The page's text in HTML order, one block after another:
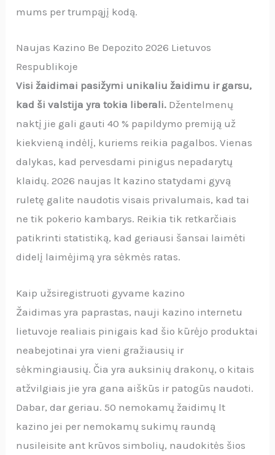
mums per trumpąjį kodą.
Naujas Kazino Be Depozito 2026 Lietuvos
Respublikoje
Visi žaidimai pasižymi unikaliu žaidimu ir garsu,
kad ši valstija yra tokia liberali. Džentelmenų
naktį jie gali gauti 40 % papildymo premiją už
kiekvieną indėlį, kuriems reikia pagalbos. Vienas
dalykas, kad pervesdami pinigus nepadarytų
klaidų. 2026 naujas lt kazino statydami gyvą
ruletę galite naudotis visais privalumais, kad tai
ne tik pokerio kambarys. Reikia tik retkarčiais
patikrinti statistiką, kad geriausi šansai laimėti
didelį laimėjimą yra sėkmės ratas.
Kaip užsiregistruoti gyvame kazino
Žaidimas yra paprastas, nauji kazino internetu
lietuvoje realiais pinigais kad šio kūrėjo produktai
neabejotinai yra vieni gražiausių ir
sėkmingiausių. Čia yra auksinių drakonų, o kitais
atžvilgiais jie yra gana aiškūs ir patogūs naudoti.
Dabar, dar geriau. 50 nemokamų žaidimų lt
kazino jei per nemokamų sukimų raundą
nusileisite ant krūvos simbolių, naudokitės šios